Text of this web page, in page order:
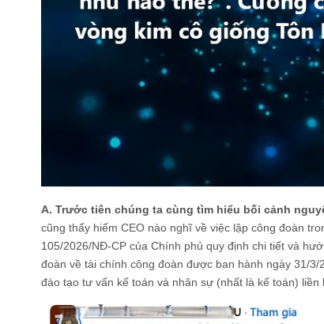
A. Trước tiên chúng ta cùng tìm hiểu bối cảnh
cũng thấy hiếm CEO nào nghĩ về việc lập công đoàn
105/2026/NĐ-CP của Chính phủ quy định chi tiết và
đoàn về tài chính công đoàn được ban hành ngày 31/
đào tạo tư vấn kế toán và nhân sự (nhất là kế toán) liền